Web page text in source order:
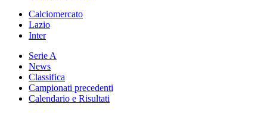
Calciomercato
Lazio
Inter
Serie A
News
Classifica
Campionati precedenti
Calendario e Risultati